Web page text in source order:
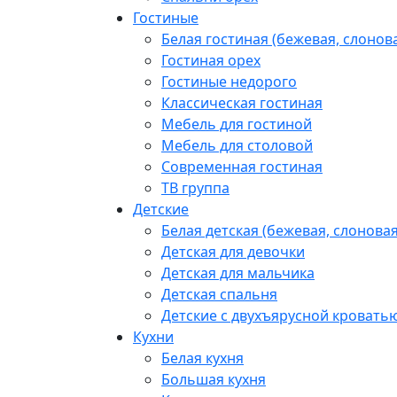
Гостиные
Белая гостиная (бежевая,
Гостиная орех
Гостиные недорого
Классическая гостиная
Мебель для гостиной
Мебель для столовой
Современная гостиная
ТВ группа
Детские
Белая детская (бежевая,
Детская для девочки
Детская для мальчика
Детская спальня
Детские с двухъярусной
Кухни
Белая кухня
Большая кухня